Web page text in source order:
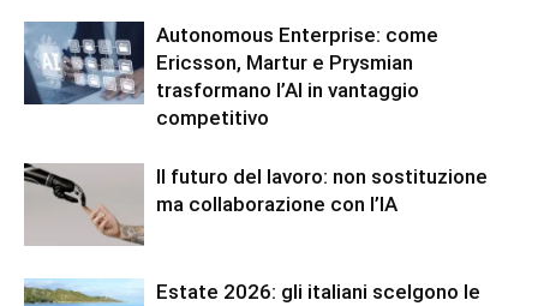
Autonomous Enterprise: come
Ericsson, Martur e Prysmian
trasformano l’AI in vantaggio
competitivo
Il futuro del lavoro: non sostituzione
ma collaborazione con l’IA
Estate 2026: gli italiani scelgono le